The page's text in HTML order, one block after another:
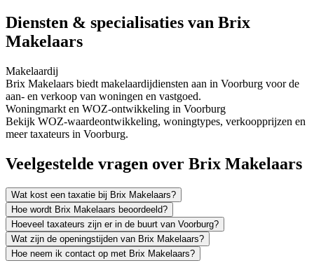
Diensten & specialisaties van Brix
Makelaars
Makelaardij
Brix Makelaars biedt makelaardijdiensten aan in Voorburg voor de
aan- en verkoop van woningen en vastgoed.
Woningmarkt en WOZ-ontwikkeling in Voorburg
Bekijk WOZ-waardeontwikkeling, woningtypes, verkoopprijzen en
meer taxateurs in Voorburg.
Veelgestelde vragen over Brix Makelaars
Wat kost een taxatie bij Brix Makelaars?
Hoe wordt Brix Makelaars beoordeeld?
Hoeveel taxateurs zijn er in de buurt van Voorburg?
Wat zijn de openingstijden van Brix Makelaars?
Hoe neem ik contact op met Brix Makelaars?